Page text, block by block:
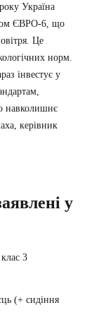
Україна
ЄВРО-6, що
Це
норм.
інвестує у
навколишнє
керівник
у
3
(+ сидіння